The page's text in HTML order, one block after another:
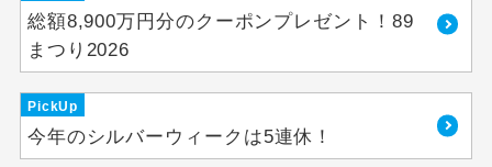
総額8,900万円分のクーポンプレゼント！89
まつり2026
PickUp
今年のシルバーウィークは5連休！